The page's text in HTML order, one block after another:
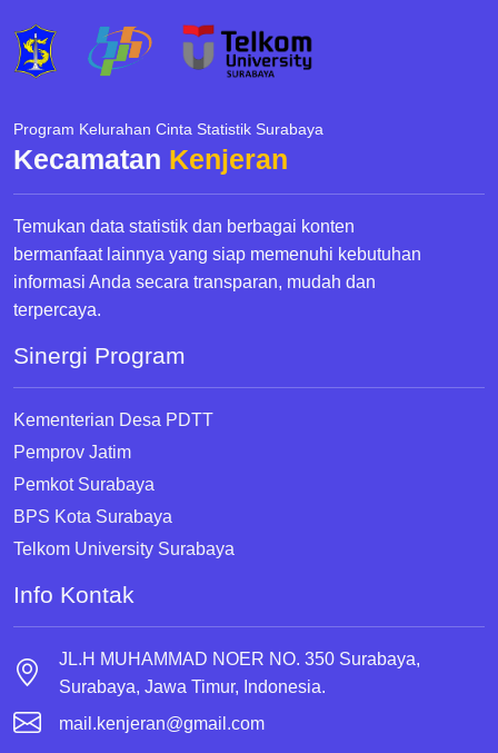
Program Kelurahan Cinta Statistik Surabaya
Kecamatan Kenjeran
Temukan data statistik dan berbagai konten
bermanfaat lainnya yang siap memenuhi kebutuhan
informasi Anda secara transparan, mudah dan
terpercaya.
Sinergi Program
Kementerian Desa PDTT
Pemprov Jatim
Pemkot Surabaya
BPS Kota Surabaya
Telkom University Surabaya
Info Kontak
JL.H MUHAMMAD NOER NO. 350 Surabaya,
Surabaya, Jawa Timur, Indonesia.
mail.kenjeran@gmail.com